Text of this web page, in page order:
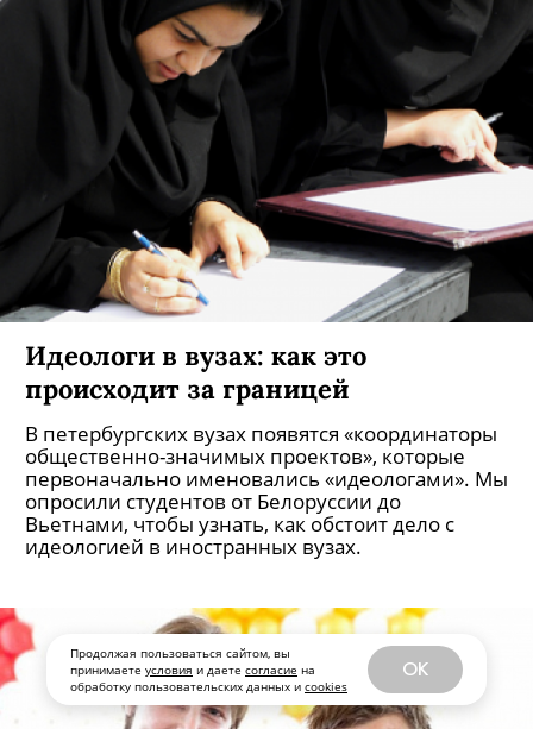
Продолжая пользоваться сайтом, вы
принимаете условия и даете согласие на
обработку пользовательских данных и cookies
OK
Идеологи в вузах: как это
происходит за границей
В петербургских вузах появятся «координаторы
общественно-значимых проектов», которые
первоначально именовались «идеологами». Мы
опросили студентов от Белоруссии до
Вьетнами, чтобы узнать, как обстоит дело с
идеологией в иностранных вузах.